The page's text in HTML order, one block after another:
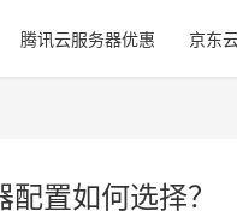
腾讯云服务器优惠 京东
置如何选择？